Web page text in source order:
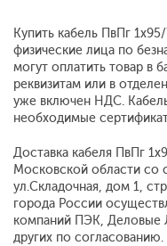
Купить кабель ПвПг
физические лица по
могут оплатить товар в
реквизитам или в
уже включен НДС.
необходимые
Доставка кабеля ПвПг
Московской области со
ул.Складочная, дом 1,
города России
компаний ПЭК, Деловые
других по согласованию.